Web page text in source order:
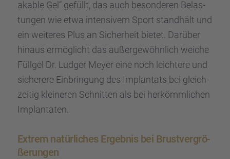
aka­ble Gel“ gefüllt, das auch beson­de­ren Belas­
tun­gen wie etwa inten­si­vem Sport stand­hält und
ein weite­res Plus an Sicher­heit bietet. Darüber
hinaus ermög­licht das außer­ge­wöhn­lich weiche
Füllgel Dr. Ludger Meyer eine noch leich­tere und
siche­rere Einbrin­gung des Implan­tats bei gleich­
zei­tig kleine­ren Schnit­ten als bei herkömm­li­chen
Implan­ta­ten.
Extrem natür­li­ches Ergeb­nis bei Brust­ver­grö­
ße­run­gen